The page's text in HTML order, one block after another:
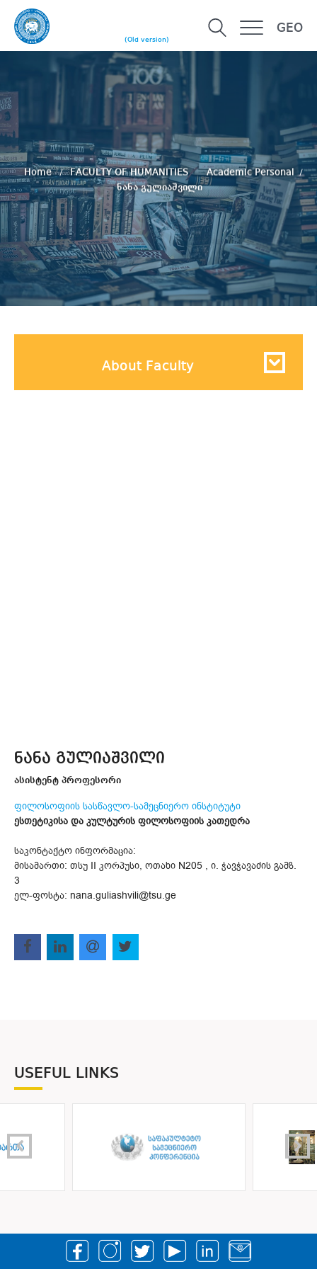
(Old version)
GEO
Home FACULTY OF HUMANITIES
Academic Personal
ნანა გულიაშვილი
About Faculty
ნანა გულიაშვილი
ასისტენტ პროფესორი
ფილოსოფიის სასწავლო-სამეცნიერო ინსტიტუტი
ესთეტიკისა და კულტურის ფილოსოფიის კათედრა
საკონტაქტო ინფორმაცია:
მისამართი: თსუ II კორპუსი, ოთახი N205 , ი. ჭავჭავაძის გამზ.
3
ელ-ფოსტა: nana.guliashvili@tsu.ge
USEFUL LINKS